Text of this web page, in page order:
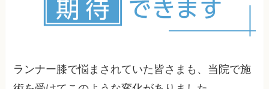
ランナー膝で悩まされていた皆さまも、当院で施